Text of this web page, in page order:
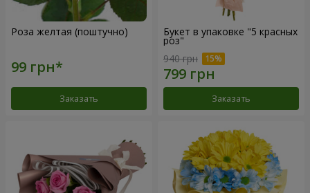
Роза желтая (поштучно)
Заказать
Букет в упаковке "5 красных
роз"
940 грн
Заказать